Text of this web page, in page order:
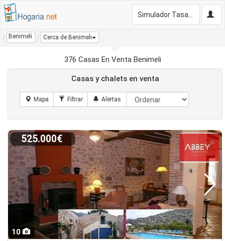
Benimeli Cerca de Benimeli
376 Casas En Venta Benimeli
Casas y chalets en venta
10
525.000€